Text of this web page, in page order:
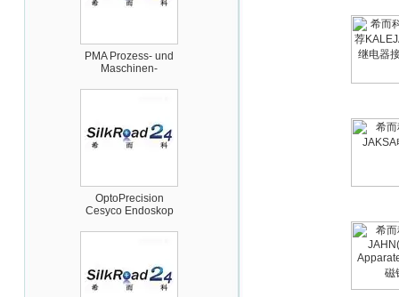
PMA Prozess- und
Maschinen-
Automation GmbH
OptoPrecision
Cesyco Endoskop
HTO 38 内窥镜